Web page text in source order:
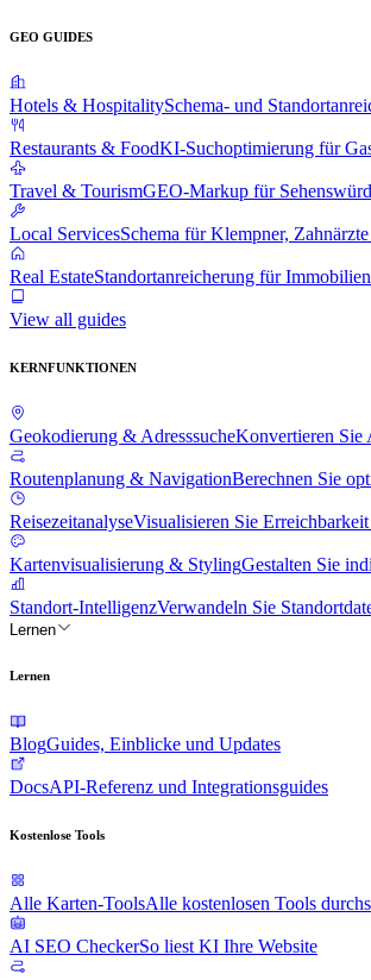
GEO GUIDES
Hotels & HospitalitySchema- und
Restaurants & FoodKI-Suchoptimierung für
Travel & TourismGEO-Markup für
Local ServicesSchema für Klempner,
Real EstateStandortanreicherung für
View all guides
KERNFUNKTIONEN
Geokodierung & AdresssucheKonvertieren Sie
Routenplanung & NavigationBerechnen Sie
ReisezeitanalyseVisualisieren Sie
Kartenvisualisierung & StylingGestalten Sie
Standort-IntelligenzVerwandeln Sie
Lernen
Lernen
BlogGuides, Einblicke und Updates
DocsAPI-Referenz und Integrationsguides
Kostenlose Tools
Alle Karten-ToolsAlle kostenlosen Tools
AI SEO CheckerSo liest KI Ihre Website